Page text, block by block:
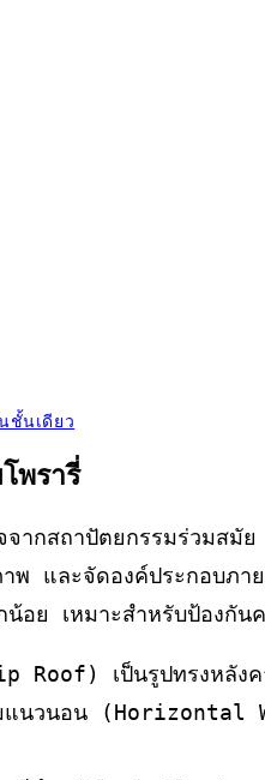
ชั้นเดียว
พรารี่
จจากสถาปัตยกรรมร่วม
าพ และจัดองค์ประกอบภ
น้อย เหมาะสำหรับป้องกั
Roof) เป็นรูปทรงหลัง
แนวนอน (Horizontal